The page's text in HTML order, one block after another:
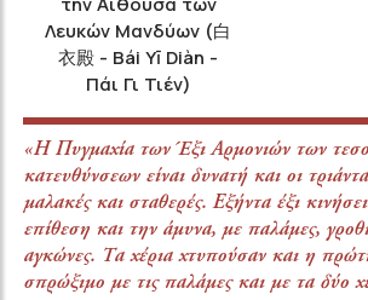
Λευκών Μανδύων (白
衣殿 - Bái Yī Diàn -
Πάι Γι Τιέν)
«Η Πυγμαχία των Έξι Αρμονιών των
κατευθύνσεων είναι δυνατή και οι τριάντα
μαλακές και σταθερές. Εξήντα έξι
επίθεση και την άμυνα, με παλάμες,
αγκώνες. Τα χέρια χτυπούσαν και η
σπρώξιμο με τις παλάμες και με τα δύο